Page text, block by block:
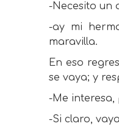
-Necesito un
-ay mi
maravilla.
En eso
se vaya; y
-Me interesa,
-Si claro,